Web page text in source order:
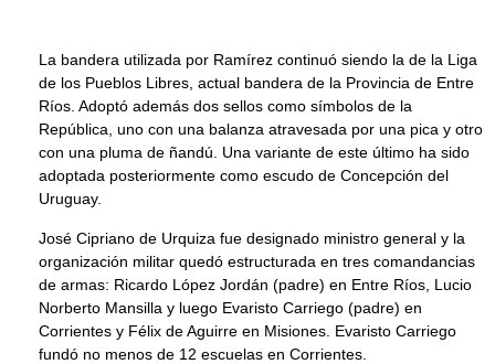
La bandera utilizada por Ramírez continuó siendo la de la Liga
de los Pueblos Libres, actual bandera de la Provincia de Entre
Ríos. Adoptó además dos sellos como símbolos de la
República, uno con una balanza atravesada por una pica y otro
con una pluma de ñandú. Una variante de este último ha sido
adoptada posteriormente como escudo de Concepción del
Uruguay.
José Cipriano de Urquiza fue designado ministro general y la
organización militar quedó estructurada en tres comandancias
de armas: Ricardo López Jordán (padre) en Entre Ríos, Lucio
Norberto Mansilla y luego Evaristo Carriego (padre) en
Corrientes y Félix de Aguirre en Misiones. Evaristo Carriego
fundó no menos de 12 escuelas en Corrientes.